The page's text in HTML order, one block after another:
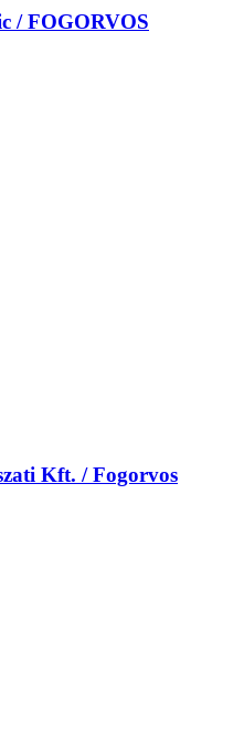
/ FOGORVOS
Kft. / Fogorvos